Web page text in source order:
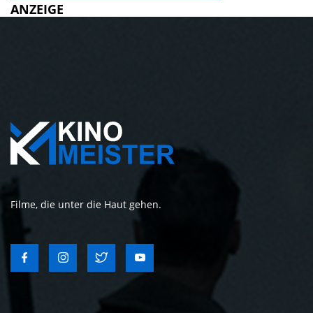
ANZEIGE
Filme, die unter die Haut gehen.